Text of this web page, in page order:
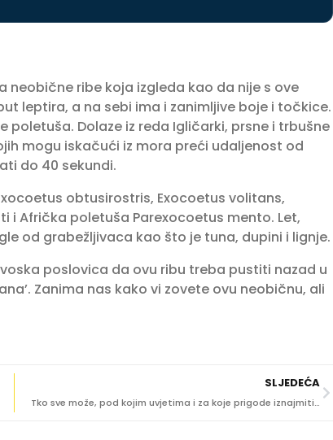
neobične ribe koja izgleda kao da nije s ove
leptira, a na sebi ima i zanimljive boje i točkice.
poletuša. Dolaze iz reda Igličarki, prsne i trbušne
mogu iskačući iz mora preći udaljenost od
do 40 sekundi.
obtusirostris, Exocoetus volitans,
i Afrička poletuša Parexocoetus mento. Let,
od grabežljivaca kao što je tuna, dupini i lignje.
poslovica da ovu ribu treba pustiti nazad u
Zanima nas kako vi zovete ovu neobičnu, ali
SLJEDEĆA
Tko sve može, pod kojim uvjetima i za koje prigode iznajmiti atrij Sponze?